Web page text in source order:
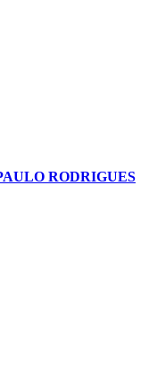
RODRIGUES